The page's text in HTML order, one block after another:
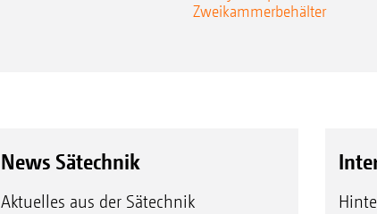
Zweikammerbehälter
News Sätechnik
Aktuelles aus der Sätechnik